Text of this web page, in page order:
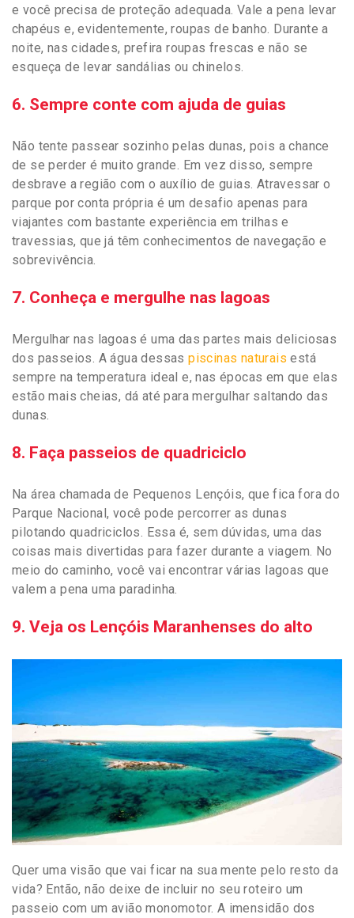
e você precisa de proteção adequada. Vale a pena levar
chapéus e, evidentemente, roupas de banho. Durante a
noite, nas cidades, prefira roupas frescas e não se
esqueça de levar sandálias ou chinelos.
6. Sempre conte com ajuda de guias
Não tente passear sozinho pelas dunas, pois a chance
de se perder é muito grande. Em vez disso, sempre
desbrave a região com o auxílio de guias. Atravessar o
parque por conta própria é um desafio apenas para
viajantes com bastante experiência em trilhas e
travessias, que já têm conhecimentos de navegação e
sobrevivência.
7. Conheça e mergulhe nas lagoas
Mergulhar nas lagoas é uma das partes mais deliciosas
dos passeios. A água dessaspiscinas naturais está
sempre na temperatura ideal e, nas épocas em que elas
estão mais cheias, dá até para mergulhar saltando das
dunas.
8. Faça passeios de quadriciclo
Na área chamada de Pequenos Lençóis, que fica fora do
Parque Nacional, você pode percorrer as dunas
pilotando quadriciclos. Essa é, sem dúvidas, uma das
coisas mais divertidas para fazer durante a viagem. No
meio do caminho, você vai encontrar várias lagoas que
valem a pena uma paradinha.
9. Veja os Lençóis Maranhenses do alto
Quer uma visão que vai ficar na sua mente pelo resto da
vida? Então, não deixe de incluir no seu roteiro um
passeio com um avião monomotor. A imensidão dos